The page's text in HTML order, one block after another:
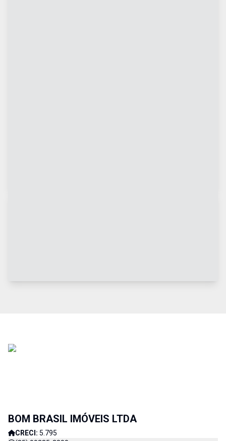
BOM BRASIL IMÓVEIS LTDA
CRECI: 5.795